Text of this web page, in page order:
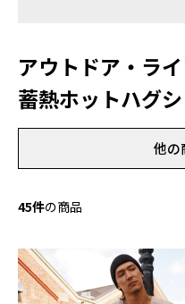
アウトドア・ラ
蓄熱ホットハグ
他の
45件の商品